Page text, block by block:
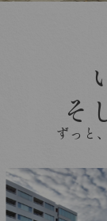
そ
ずっと